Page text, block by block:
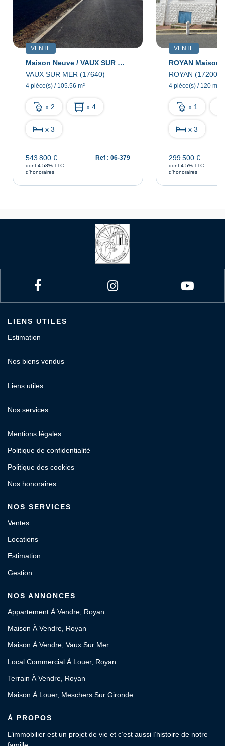
VENTE
Maison Neuve / VAUX SUR MER
VAUX SUR MER (17640)
4 pièce(s) / 105.56 m²
x 2 x 4
x 3
543 800 €
dont 4.58% TTC
d'honoraires
Ref : 06-379
VENTE
ROYAN (17200)
4 pièce(s) / 120 m²
x 1
x 3
299 500 €
dont 4.5% TTC
d'honoraires
LIENS UTILES
Estimation
Nos biens vendus
Liens utiles
Nos services
Mentions légales
Politique de confidentialité
Politique des cookies
Nos honoraires
NOS SERVICES
Ventes
Locations
Estimation
Gestion
NOS ANNONCES
Appartement À Vendre, Royan
Maison À Vendre, Royan
Maison À Vendre, Vaux Sur Mer
Local Commercial À Louer, Royan
Terrain À Vendre, Royan
Maison À Louer, Meschers Sur Gironde
À PROPOS
L’immobilier est un projet de vie et c’est aussi l’histoire de notre